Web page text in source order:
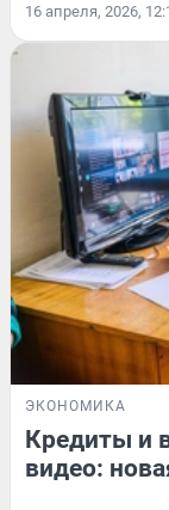
16 апреля, 2026,
ЭКОНОМИКА
Кредиты и
видео: